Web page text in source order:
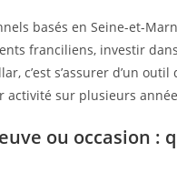
basés en Seine-et-
franciliens, investir
c’est s’assurer d’un
activité sur plusieurs
ou occasion :